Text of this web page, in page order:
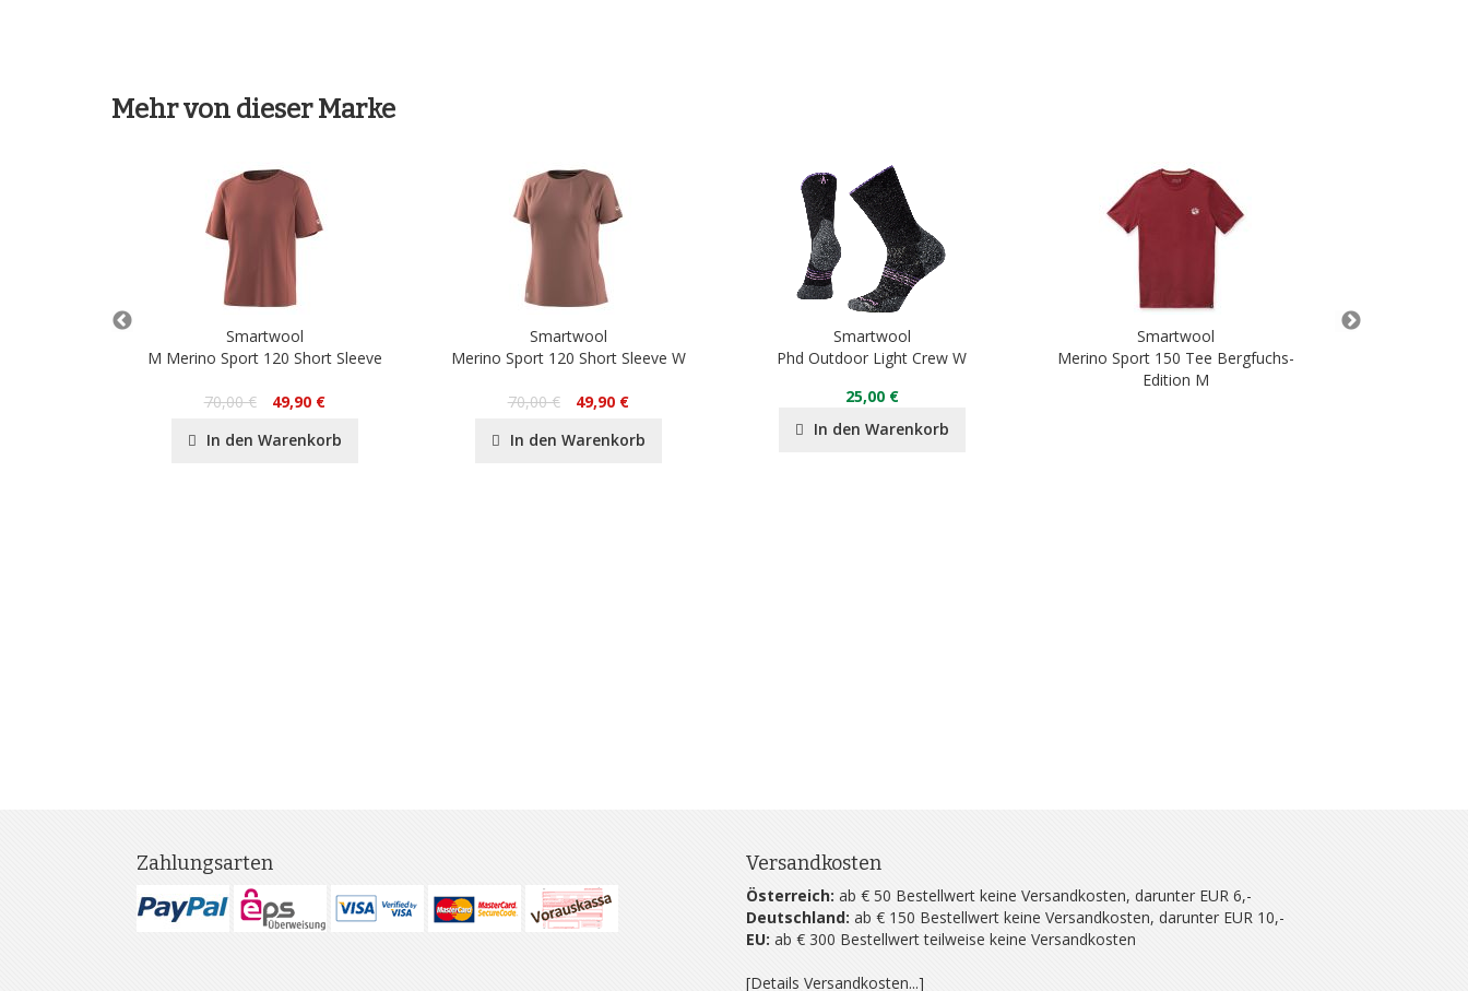
Mehr von dieser Marke
Smartwool
M Merino Sport 120 Short Sleeve
70,00 €
49,90 €
In den Warenkorb
Smartwool
Merino Sport 120 Short Sleeve W
70,00 €
49,90 €
In den Warenkorb
Smartwool
Phd Outdoor Light Crew W
25,00 €
In den Warenkorb
Smartwool
Merino Sport 150 Tee Bergfuchs-
Edition M
Zahlungsarten Versandkosten
Österreich: ab € 50 Bestellwert keine Versandkosten, darunter EUR 6,-
Deutschland: ab € 150 Bestellwert keine Versandkosten, darunter EUR 10,-
EU: ab € 300 Bestellwert teilweise keine Versandkosten
[Details Versandkosten...]